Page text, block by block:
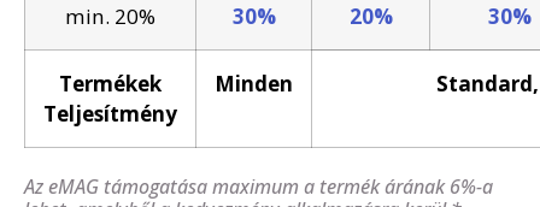
min. 20% 30% 20% 30%
Termékek
Teljesítmény
Minden
Az eMAG támogatása maximum a termék árának 6%-a